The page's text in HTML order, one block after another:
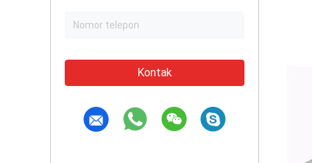
Kontak